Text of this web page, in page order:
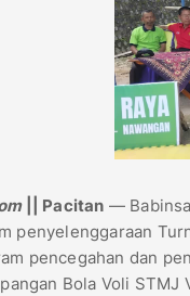
|| Pacitan —
penyelenggaraan
pencegahan dan
Bola Voli STMJ